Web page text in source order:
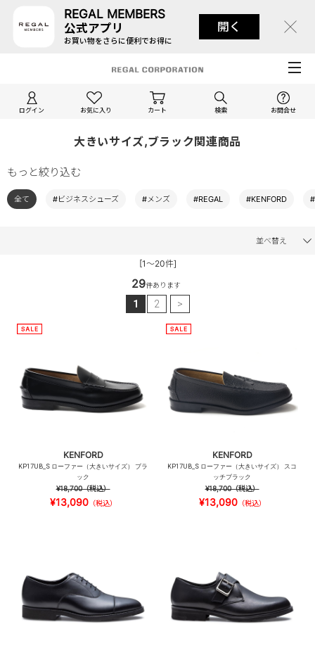
REGAL MEMBERS
公式アプリ
お買い物をさらに便利でお得に
開く
ログイン お気に入り カート 検索 お問合せ
大きいサイズ,ブラック関連商品
もっと絞り込む
全て #ビジネスシューズ #メンズ #REGAL #KENFORD
並べ替え
[1～20件]
29件あります
1 2 >
KENFORD
KP17UB_S ローファー（大きいサイズ） ブラ
ック
¥18,700（税込）
¥13,090（税込）
KENFORD
KP17UB_S ローファー（大きいサイズ） スコ
ッチブラック
¥18,700（税込）
¥13,090（税込）